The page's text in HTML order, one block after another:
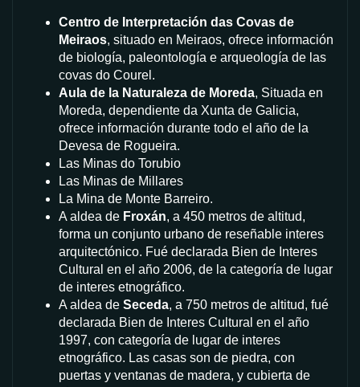
Centro de Interpretación das Covas de
Meiraos, situado en Meiraos, ofrece información
de biología, paleontología e arqueología de las
covas do Courel.
Aula de la Naturaleza de Moreda, Situada en
Moreda, dependiente da Xunta de Galicia,
ofrece información durante todo el año de la
Devesa de Rogueira.
Las Minas do Torubio
Las Minas de Millares
La Mina de Monte Barreiro.
A aldea de Froxán, a 450 metros de altitud,
forma un conjunto urbano de reseñable interes
arquitectónico. Fué declarada Bien de Interes
Cultural en el año 2006, de la categoría de lugar
de interes etnográfico.
A aldea de Seceda, a 750 metros de altitud, fué
declarada Bien de Interes Cultural en el año
1997, con categoría de lugar de interes
etnográfico. Las casas son de piedra, con
puertas y ventanas de madera, y cubierta de